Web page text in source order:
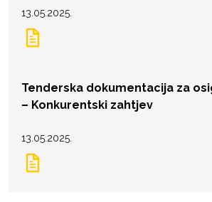
13.05.2025.
Tenderska dokumentacija za
– Konkurentski zahtjev
13.05.2025.